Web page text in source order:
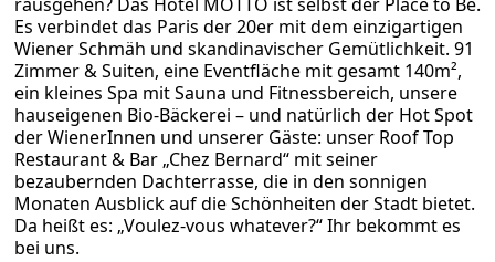
Es verbindet das Paris der 20er mit dem einzigartigen
Wiener Schmäh und skandinavischer Gemütlichkeit. 91
Zimmer & Suiten, eine Eventfläche mit gesamt 140m²,
ein kleines Spa mit Sauna und Fitnessbereich, unsere
hauseigenen Bio-Bäckerei – und natürlich der Hot Spot
der WienerInnen und unserer Gäste: unser Roof Top
Restaurant & Bar „Chez Bernard“ mit seiner
bezaubernden Dachterrasse, die in den sonnigen
Monaten Ausblick auf die Schönheiten der Stadt bietet.
Da heißt es: „Voulez-vous whatever?“ Ihr bekommt es
bei uns.